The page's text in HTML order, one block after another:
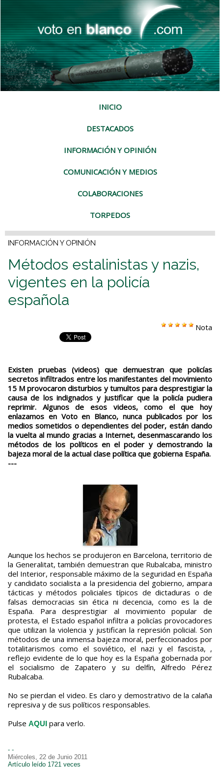
INICIO
DESTACADOS
INFORMACIÓN Y OPINIÓN
COMUNICACIÓN Y MEDIOS
COLABORACIONES
TORPEDOS
INFORMACIÓN Y OPINIÓN
Métodos estalinistas y nazis,
vigentes en la policía
española
Nota
Existen pruebas (videos) que demuestran que policías
secretos infiltrados entre los manifestantes del movimiento
15 M provocaron disturbios y tumultos para desprestigiar la
causa de los indignados y justificar que la policía pudiera
reprimir. Algunos de esos videos, como el que hoy
enlazamos en Voto en Blanco, nunca publicados por los
medios sometidos o dependientes del poder, están dando
la vuelta al mundo gracias a Internet, desenmascarando los
métodos de los políticos en el poder y demostrando la
bajeza moral de la actual clase política que gobierna España.
---
Aunque los hechos se produjeron en Barcelona, territorio de
la Generalitat, también demuestran que Rubalcaba, ministro
del Interior, responsable máximo de la seguridad en España
y candidato socialista a la presidencia del gobierno, ampara
tácticas y métodos policiales típicos de dictaduras o de
falsas democracias sin ética ni decencia, como es la de
España. Para desprestigiar al movimiento popular de
protesta, el Estado español infiltra a policías provocadores
que utilizan la violencia y justifican la represión policial. Son
métodos de una inmensa bajeza moral, perfeccionados por
totalitarismos como el soviético, el nazi y el fascista, ,
reflejo evidente de lo que hoy es la España gobernada por
el socialismo de Zapatero y su delfín, Alfredo Pérez
Rubalcaba.
No se pierdan el video. Es claro y demostrativo de la calaña
represiva y de sus políticos responsables.
Pulse AQUI para verlo.
- -
Miércoles, 22 de Junio 2011
Artículo leído 1721 veces